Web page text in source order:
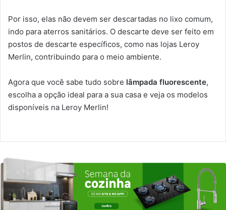
Por isso, elas não devem ser descartadas no lixo comum,
indo para aterros sanitários. O descarte deve ser feito em
postos de descarte específicos, como nas lojas Leroy
Merlin, contribuindo para o meio ambiente.
Agora que você sabe tudo sobre lâmpada fluorescente,
escolha a opção ideal para a sua casa e veja os modelos
disponíveis na Leroy Merlin!